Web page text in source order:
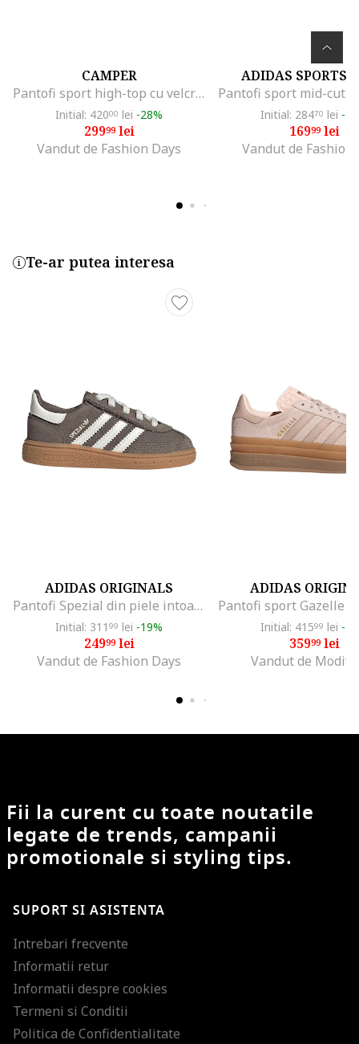
CAMPER
Pantofi sport high-top cu velcro CRCLR 8463, Negru
Initial: 42000 lei -28%
29999lei
Vandut de Fashion Days
ADIDAS
Initial: 28470 lei -
16999lei
Vandut de Fashion
Te-ar putea interesa
ADIDAS ORIGINALS
Pantofi Spezial din piele intoarsa pentru handbal, Alb/Maro
Initial: 311 99 lei -19%
24999lei
Vandut de Fashion Days
ADIDAS
Initial: 41599 lei -
35999lei
Vandut de
Fii la curent cu toate noutatile
legate de trends, campanii
promotionale si styling tips.
SUPORT SI ASISTENTA
Intrebari frecvente
Informatii retur
Informatii despre cookies
Termeni si Conditii
Politica de Confidentialitate